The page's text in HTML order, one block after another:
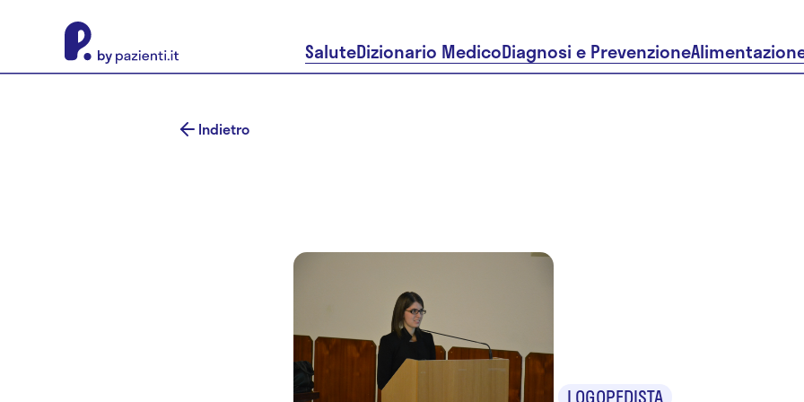
SaluteDizionario MedicoDiagnosi e Prevenzione
Indietro
LOGOPEDISTA